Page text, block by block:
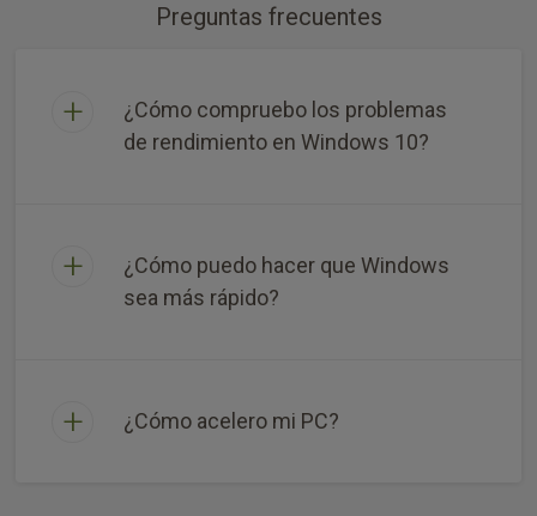
Preguntas frecuentes
¿Cómo compruebo los problemas
de rendimiento en Windows 10?
¿Cómo puedo hacer que Windows
sea más rápido?
¿Cómo acelero mi PC?